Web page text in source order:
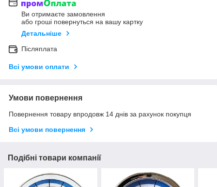
Ви отримаєте замовлення
або гроші повернуться на вашу картку
Детальніше
Післяплата
Всі умови оплати
Умови повернення
Повернення товару впродовж 14 днів за рахунок покупця
Всі умови повернення
Подібні товари компанії